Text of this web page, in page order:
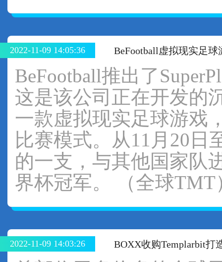
BeFootball虚拟现实足
BeFootball推出了
这是该公司正在开发的
一款虚拟现实足球游戏
比赛模式。从11月20日
的一支，与其他国家队
界杯冠军。 （全球TMT
2022-11-09 14:05:36
BOXX收购Templarbit打
2022-11-09 14:03:26